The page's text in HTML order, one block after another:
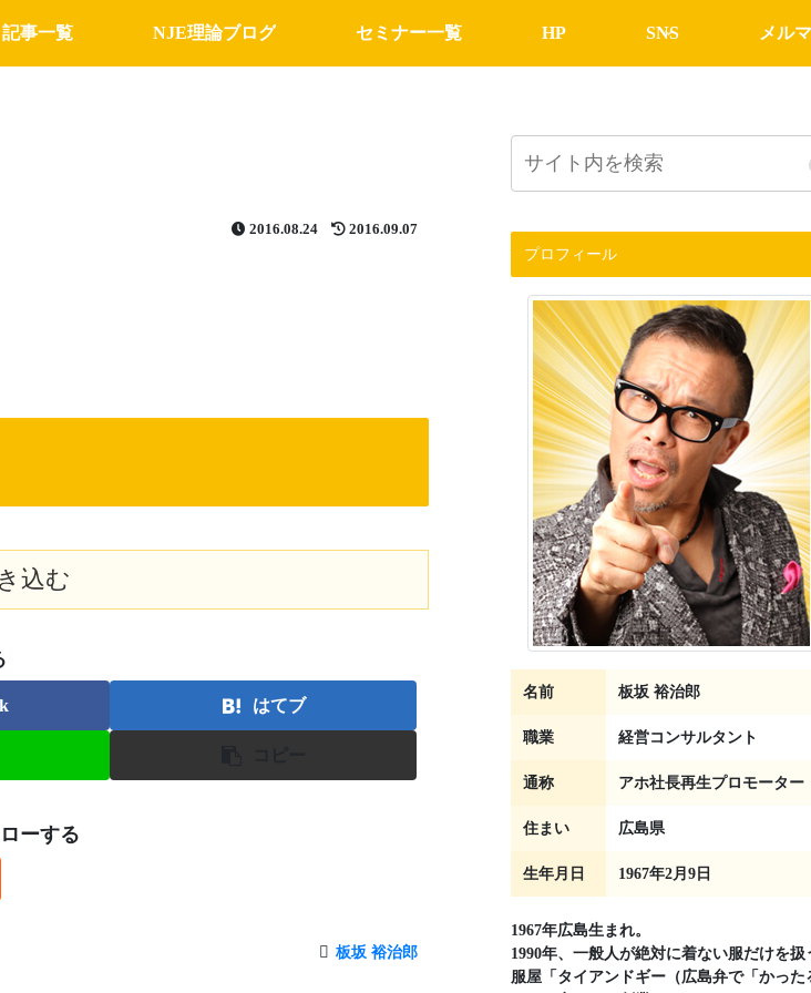
記事一覧 NJE理論ブログ セミナー一覧 HP SNS メル
2016.08.24 2016.09.07
込む
はてブ
ーする
板坂 裕治郎
プロフィール
名前 板坂 裕治郎
職業 経営コンサルタント
通称 アホ社長再生プロモーター
住まい 広島県
生年月日 1967年2月9日
1967年広島生まれ。
1990年、一般人が絶対に着ない服だけを扱
服屋「タイアンドギー（広島弁で「かった